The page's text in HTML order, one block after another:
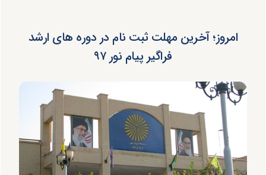
امروز؛ آخرین مهلت ثبت نام در دوره های ارشد
فراگیر پیام نور ۹۷